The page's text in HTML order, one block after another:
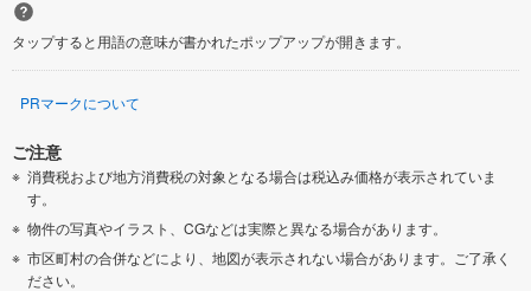
タップすると用語の意味が書かれたポップアップが開きます。
PRマークについて
ご注意
消費税および地方消費税の対象となる場合は税込み価格が表示されていま
す。
物件の写真やイラスト、CGなどは実際と異なる場合があります。
市区町村の合併などにより、地図が表示されない場合があります。ご了承く
ださい。